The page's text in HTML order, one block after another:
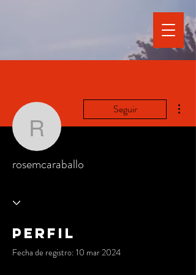
rosemcaraballo
Seguir
rosemcaraballo
Perfil
Fecha de registro: 10 mar 2024